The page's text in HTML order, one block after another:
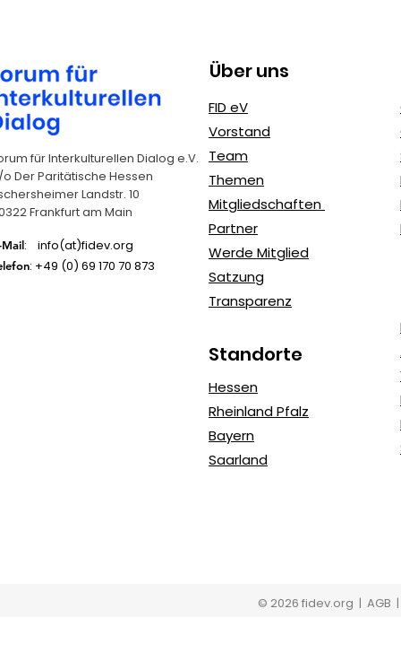
gegen
für Interkulturellen Dialog e.V.
Der Paritätische Hessen
Landstr. 10
Frankfurt am Main
Mail: info(at)fidev.org
: +49 (0) 69 170 70 873
Über uns
FID eV
Vorstand
Team
Themen
Mitgliedschaften
Partner
Werde Mitglied
Satzung
Transparenz
Standorte
Hessen
Rheinland Pfalz
Bayern
Saarland
© 2026 fidev.org | AGB